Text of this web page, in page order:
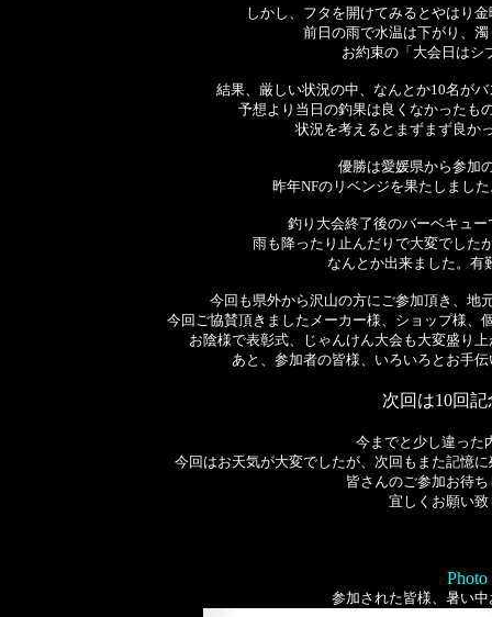
しかし、フタを開けてみるとやはり
前日の雨で水温は下がり、
お約束の「大会日は
結果、厳しい状況の中、なんとか10名が
予想より当日の釣果は良くなかったも
状況を考えるとまずまず良か
優勝は愛媛県から参加
昨年NFのリベンジを果たしまし
釣り大会終了後のバーベキュ
雨も降ったり止んだりで大変でした
なんとか出来ました。有
今回も県外から沢山の方にご参加頂き、地
今回ご協賛頂きましたメーカー様、ショップ様、
お陰様で表彰式、じゃんけん大会も大変盛り
あと、参加者の皆様、いろいろとお手
次回は10回
今までと少し違った
今回はお天気が大変でしたが、次回もまた記憶
皆さんのご参加お待
宜しくお願い致
Photo
参加された皆様、暑い